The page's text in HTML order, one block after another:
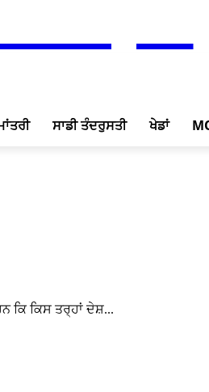
ਸਾਡੀ ਤੰਦਰੁਸਤੀ ਖੇਡਾਂ
ਕਿ ਕਿਸ ਤਰ੍ਹਾਂ ਦੇਸ਼...